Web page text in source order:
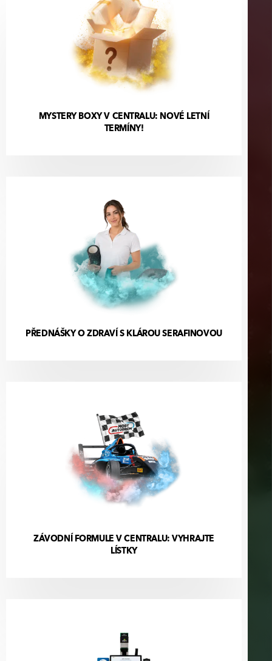
MYSTERY BOXY V CENTRALU: NOVÉ LETNÍ
TERMÍNY!
PŘEDNÁŠKY O ZDRAVÍ S KLÁROU SERAFINOVOU
ZÁVODNÍ FORMULE V CENTRALU: VYHRAJTE
LÍSTKY